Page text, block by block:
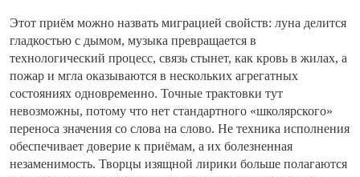
Этот приём можно назвать миграцией свойств: луна делится
гладкостью с дымом, музыка превращается в
технологический процесс, связь стынет, как кровь в жилах, а
пожар и мгла оказываются в нескольких агрегатных
состояниях одновременно. Точные трактовки тут
невозможны, потому что нет стандартного «школярского»
переноса значения со слова на слово. Не техника исполнения
обеспечивает доверие к приёмам, а их болезненная
незаменимость. Творцы изящной лирики больше полагаются